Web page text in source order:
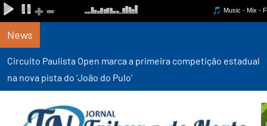
News
Circuito Paulista Open marca a primeira competição estadual
na nova pista do ‘João do Pulo’